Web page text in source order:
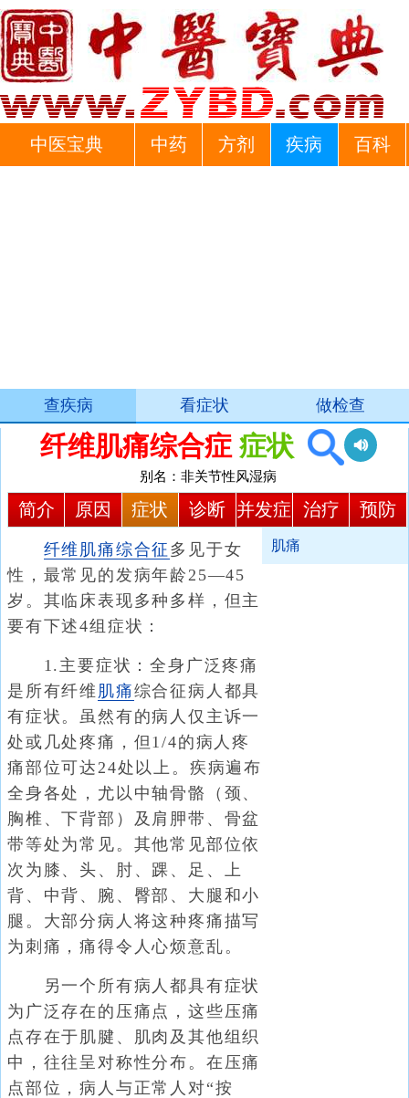
中医宝典 中药 方剂 疾病 百科
查疾病 看症状 做检查
纤维肌痛综合症 症状
别名：非关节性风湿病
简介 原因 症状 诊断 并发症 治疗 预防
肌痛
纤维肌痛综合征 多见于女
性，最常见的发病年龄25—45
岁。其临床表现多种多样，但主
要有下述4组症状：
1.主要症状：全身广泛疼痛
是所有纤维 肌痛综合征病人都具
有症状。虽然有的病人仅主诉一
处或几处疼痛，但1/4的病人疼
痛部位可达24处以上。疾病遍布
全身各处，尤以中轴骨骼（颈、
胸椎、下背部）及肩胛带、骨盆
带等处为常见。其他常见部位依
次为膝、头、肘、踝、足、上
背、中背、腕、臀部、大腿和小
腿。大部分病人将这种疼痛描写
为刺痛，痛得令人心烦意乱。
另一个所有病人都具有症状
为广泛存在的压痛点，这些压痛
点存在于肌腱、肌肉及其他组织
中，往往呈对称性分布。在压痛
点部位，病人与正常人对“按